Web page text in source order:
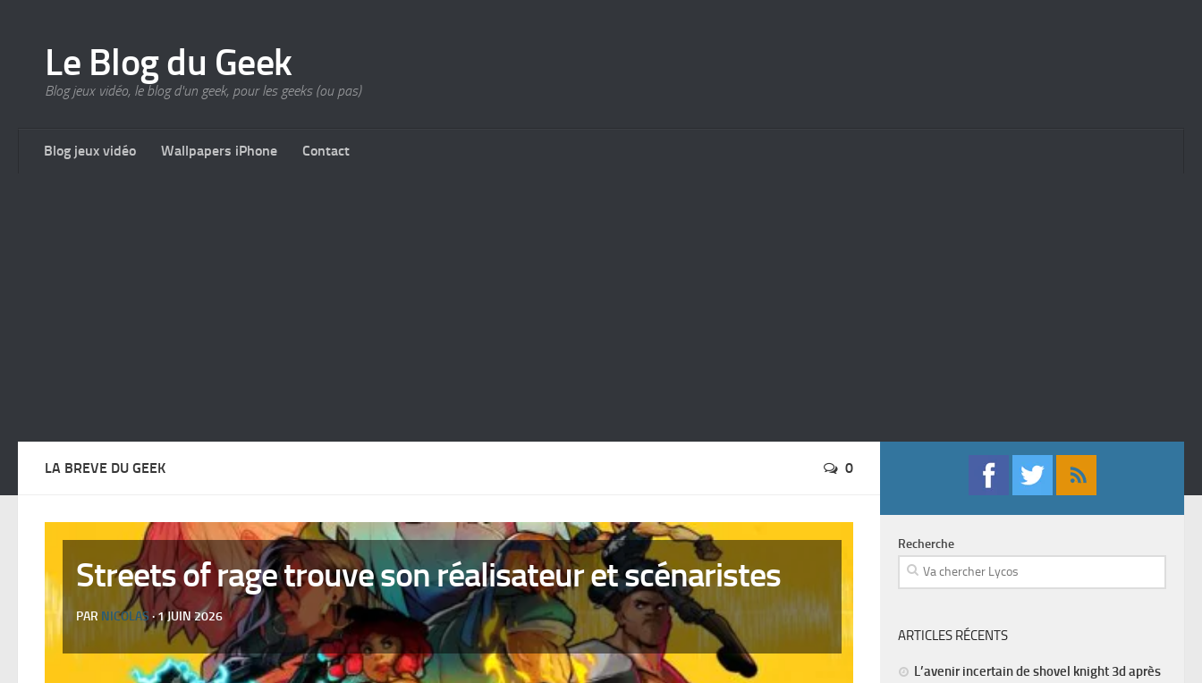
Le Blog du Geek
Blog jeux vidéo, le blog d'un geek, pour les geeks (ou pas)
Blog jeux vidéo Wallpapers iPhone Contact
LA BREVE DU GEEK 0
Streets of rage trouve son réalisateur et scénaristes
PAR NICOLAS · 1 JUIN 2026
Recherche
ARTICLES RÉCENTS
L’avenir incertain de shovel knight 3d après